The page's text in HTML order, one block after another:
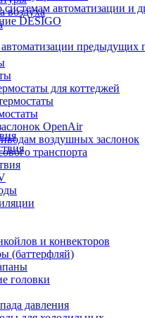
автоматизации и
DESIGO
воздуха
для коттеджей
OpenAir
воздушных заслонок
транспорта
и конвекторов
(баттерфляй)
головки
давления